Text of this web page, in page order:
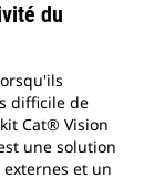
du
difficile de
Cat® Vision
une solution
et un